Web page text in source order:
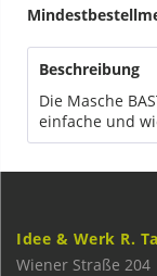
Beschreibung
Die Masche
einfache und
Idee & Werk R.
Wiener Straße 204